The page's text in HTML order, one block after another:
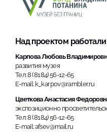
Над проектом работали
Карпова Любовь
развития музея
Тел: 8 (8184) 56-12-65
E-mail: k_karpov@rambler.ru
Цветкова Анастасия
экспозиционно
Тел: 8 (8184) 56-12-65
E-mail: afsev@mail.ru